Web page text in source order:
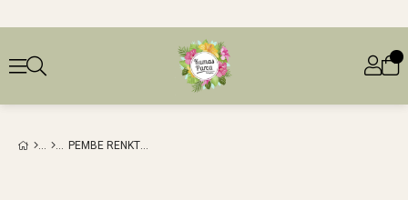
PEMBE RENKTE ŞIFON (EN 150 CM X BOY 250 CM)